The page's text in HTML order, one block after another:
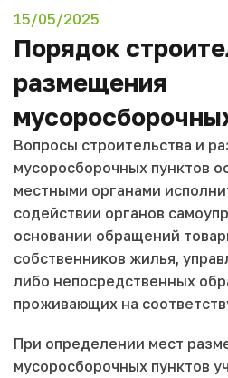
15/05/2025
Порядок
размещения
Вопросы строительства и
мусоросборочных пунктов
местными органами
содействии органов
основании обращений
собственников жилья,
либо непосредственных
проживающих на
При определении мест
мусоросборочных пунктов